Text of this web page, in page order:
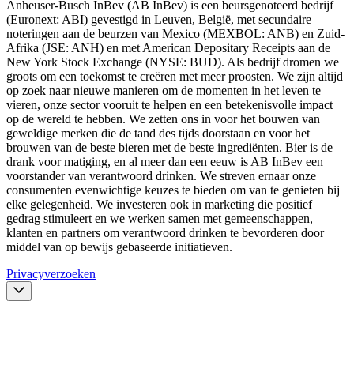
Anheuser-Busch InBev (AB InBev) is een beursgenoteerd bedrijf
(Euronext: ABI) gevestigd in Leuven, België, met secundaire
noteringen aan de beurzen van Mexico (MEXBOL: ANB) en Zuid-
Afrika (JSE: ANH) en met American Depositary Receipts aan de
New York Stock Exchange (NYSE: BUD). Als bedrijf dromen we
groots om een toekomst te creëren met meer proosten. We zijn altijd
op zoek naar nieuwe manieren om de momenten in het leven te
vieren, onze sector vooruit te helpen en een betekenisvolle impact
op de wereld te hebben. We zetten ons in voor het bouwen van
geweldige merken die de tand des tijds doorstaan en voor het
brouwen van de beste bieren met de beste ingrediënten. Bier is de
drank voor matiging, en al meer dan een eeuw is AB InBev een
voorstander van verantwoord drinken. We streven ernaar onze
consumenten evenwichtige keuzes te bieden om van te genieten bij
elke gelegenheid. We investeren ook in marketing die positief
gedrag stimuleert en we werken samen met gemeenschappen,
klanten en partners om verantwoord drinken te bevorderen door
middel van op bewijs gebaseerde initiatieven.
Privacyverzoeken